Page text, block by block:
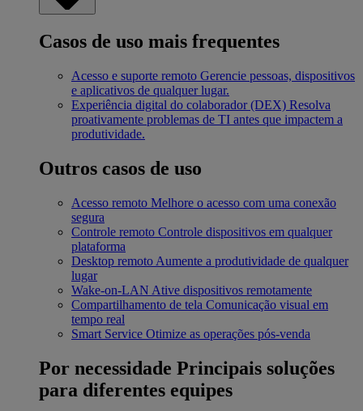
Casos de uso mais frequentes
Acesso e suporte remoto Gerencie pessoas, dispositivos
e aplicativos de qualquer lugar.
Experiência digital do colaborador (DEX) Resolva
proativamente problemas de TI antes que impactem a
produtividade.
Outros casos de uso
Acesso remoto Melhore o acesso com uma conexão
segura
Controle remoto Controle dispositivos em qualquer
plataforma
Desktop remoto Aumente a produtividade de qualquer
lugar
Wake-on-LAN Ative dispositivos remotamente
Compartilhamento de tela Comunicação visual em
tempo real
Smart Service Otimize as operações pós-venda
Por necessidade Principais soluções
para diferentes equipes